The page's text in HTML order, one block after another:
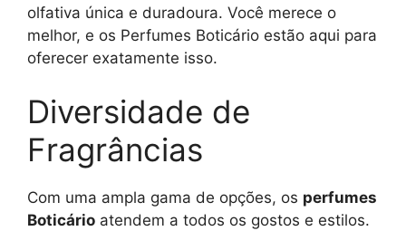
olfativa única e duradoura. Você merece o
melhor, e os Perfumes Boticário estão aqui para
oferecer exatamente isso.
Diversidade de
Fragrâncias
Com uma ampla gama de opções, os perfumes
Boticário atendem a todos os gostos e estilos.